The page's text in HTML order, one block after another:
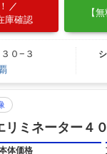
庫確認
【
０−３
ミネーター４
体価格